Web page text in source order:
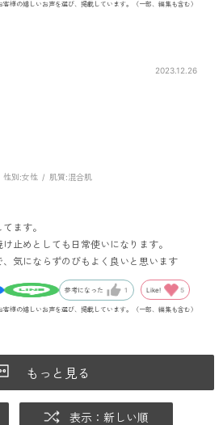
客様の嬉しいお声を選び、掲載しています。（一部、編集も含む）
2023.12.26
性別:女性 肌質:混合肌
ます。
止めとしても日常使いになります。
気にならずのびもよく良いと思います
参考になった 1 Like! 5
客様の嬉しいお声を選び、掲載しています。（一部、編集も含む）
もっと見る
表示：新しい順